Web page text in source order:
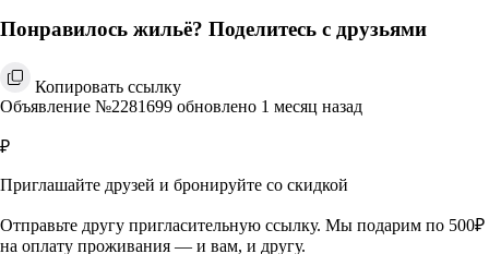
Понравилось жильё? Поделитесь с друзьями
Копировать ссылку
Объявление №2281699 обновлено 1 месяц назад
₽
Приглашайте друзей и бронируйте со скидкой
Отправьте другу пригласительную ссылку. Мы подарим по 500₽
на оплату проживания — и вам, и другу.